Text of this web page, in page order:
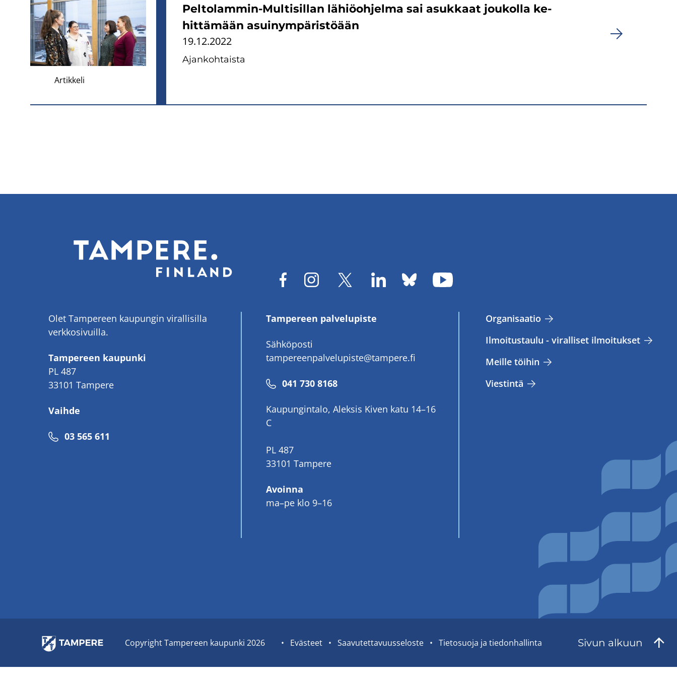
Artikkeli
Peltolammin-​Multisillan lä­hiö­oh­jel­ma sai asuk­kaat jou­kol­la ke­
hit­tä­mään asui­nym­pä­ris­töään
19.12.2022
Ajan­koh­tais­ta
Olet Tampereen kaupungin virallisilla
verkkosivuilla.
Tampereen kaupunki
PL 487
33101 Tampere
Vaihde
Puhelinnumero
03 565 611
Tampereen palvelupiste
Sähköposti
tampereenpalvelupiste@tampere.fi
Puhelinnumero
041 730 8168
Kaupungintalo, Aleksis Kiven katu 14–16
C
PL 487
33101 Tampere
Avoinna
ma–pe klo 9–16
Or­ga­ni­saa­tio
Il­moi­tus­tau­lu - vi­ral­li­set il­moi­tuk­set
Meil­le töi­hin
Vies­tin­tä
Co­py­right Tam­pe­reen kau­pun­ki 2026
Sivuston
Eväs­teet Saa­vu­tet­ta­vuus­se­los­te Tie­to­suo­ja ja tie­don­hal­lin­ta Sivun al­kuun